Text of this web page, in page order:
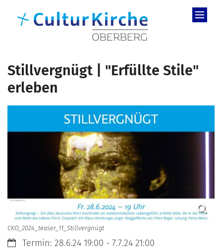
Stillvergnügt | "Erfüllte Stile"
erleben
CKO_2024_teaser_11_Stillvergnügt
Datum:Termin: 28.6.24 19:00 - 7.7.24 21:00